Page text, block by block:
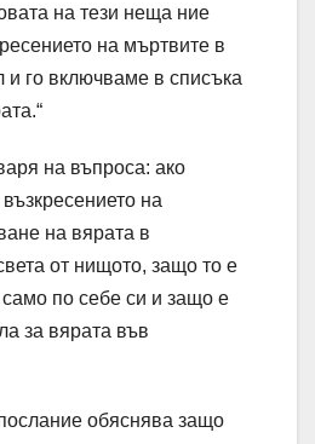
на тези неща ние
на мъртвите в
и го включваме в списъка
на въпроса: ако
на
на вярата в
от нищото, защо то е
по себе си и защо е
за вярата във
обяснява защо